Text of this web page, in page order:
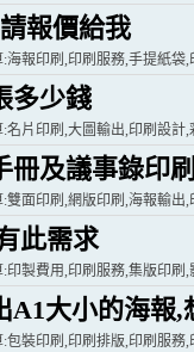
報價給我
報印刷,印刷服務,手提紙袋
多少錢
片印刷,大圖輸出,印刷設計
冊及議事錄印刷
面印刷,網版印刷,海報輸出
此需求
製費用,印刷服務,集版印刷,
A1大小的海報,
裝印刷,印刷排版,印刷服務